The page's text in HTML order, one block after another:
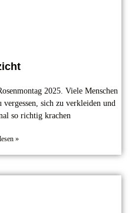
2025. Viele Menschen
sich zu verkleiden und
so richtig krachen
»